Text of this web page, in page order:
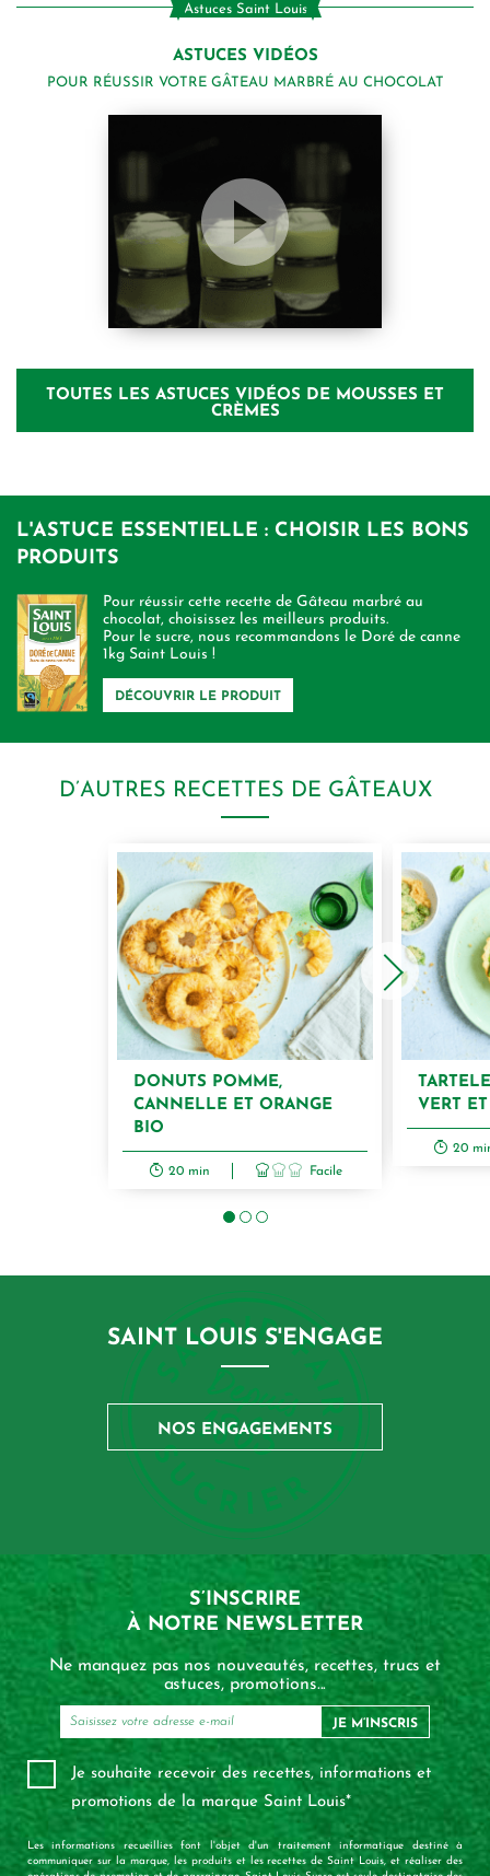
Astuces Saint Louis
ASTUCES VIDÉOS
POUR RÉUSSIR VOTRE GÂTEAU MARBRÉ AU CHOCOLAT
TOUTES LES ASTUCES VIDÉOS DE MOUSSES ET
CRÈMES
L'ASTUCE ESSENTIELLE : CHOISIR LES BONS
PRODUITS
Pour réussir cette recette de Gâteau marbré au
chocolat, choisissez les meilleurs produits.
Pour le sucre, nous recommandons le Doré de canne
1kg Saint Louis !
DÉCOUVRIR LE PRODUIT
D’AUTRES RECETTES DE GÂTEAUX
DONUTS POMME,
CANNELLE ET ORANGE
BIO
20 min Facile
VERT
20
SAINT LOUIS S'ENGAGE
NOS ENGAGEMENTS
S’INSCRIRE
À NOTRE NEWSLETTER
Ne manquez pas nos nouveautés, recettes, trucs et
astuces, promotions...
JE M’INSCRIS
Je souhaite recevoir des recettes, informations et
promotions de la marque Saint Louis*
Les informations recueillies font l'objet d'un traitement informatique destiné à
communiquer sur la marque, les produits et les recettes de Saint Louis, et réaliser des